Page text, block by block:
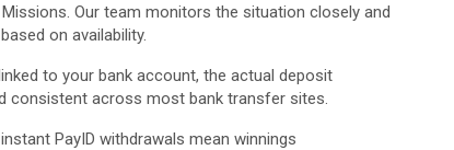
Our team monitors the situation closely and
on availability.
to your bank account, the actual deposit
consistent across most bank transfer sites.
PayID withdrawals mean winnings